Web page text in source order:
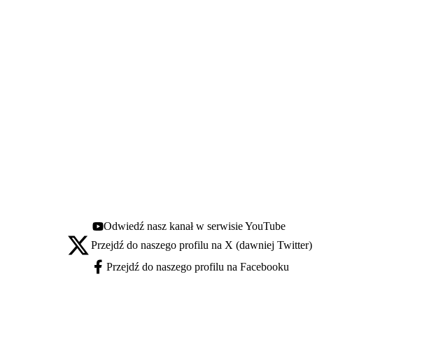
Youtube - otwiera się w nowej karcie
Odwiedź nasz kanał w serwisie YouTube
X - otwiera się w nowej karcie
Przejdź do naszego profilu na X (dawniej Twitter)
Facebook - otwiera się w nowej karcie
Przejdź do naszego profilu na Facebooku